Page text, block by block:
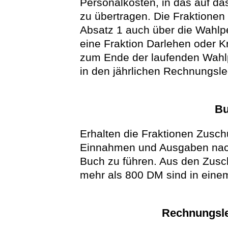
zu übertragen. Die
Absatz 1 auch über die
eine Fraktion Darlehen oder
zum Ende der laufenden
in den jährlichen
Erhalten die Fraktionen
Einnahmen und Ausgaben
Buch zu führen. Aus den
mehr als 800 DM sind in